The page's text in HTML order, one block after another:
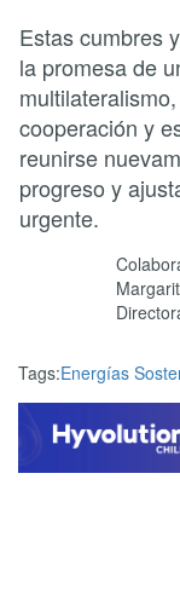
Estas cumbres
la promesa de
cooperación y
reunirse
progreso y
urgente.
Tags:Energías